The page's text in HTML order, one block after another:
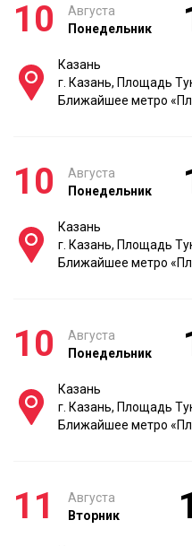
10
Августа
Понедельник
Казань
г. Казань, Площадь
Ближайшее метро
10
Августа
Понедельник
Казань
г. Казань, Площадь
Ближайшее метро
10
Августа
Понедельник
Казань
г. Казань, Площадь
Ближайшее метро
11
Августа
Вторник